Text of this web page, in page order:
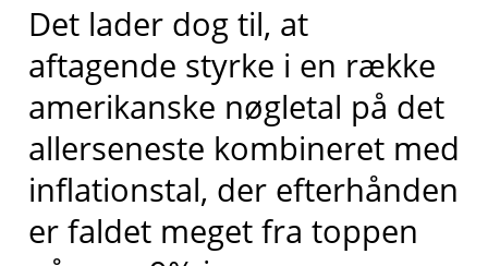
Det lader dog til, at
aftagende styrke i en række
amerikanske nøgletal på det
allerseneste kombineret med
inflationstal, der efterhånden
er faldet meget fra toppen